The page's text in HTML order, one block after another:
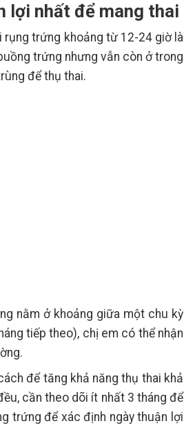
lợi nhất để mang thai
rụng trứng khoảng từ 12-24 giờ là
trứng nhưng vẫn còn ở trong
để thụ thai.
nằm ở khoảng giữa một chu kỳ
tiếp theo), chị em có thể nhận
để tăng khả năng thụ thai khả
cần theo dõi ít nhất 3 tháng để
trứng để xác định ngày thuận lợi